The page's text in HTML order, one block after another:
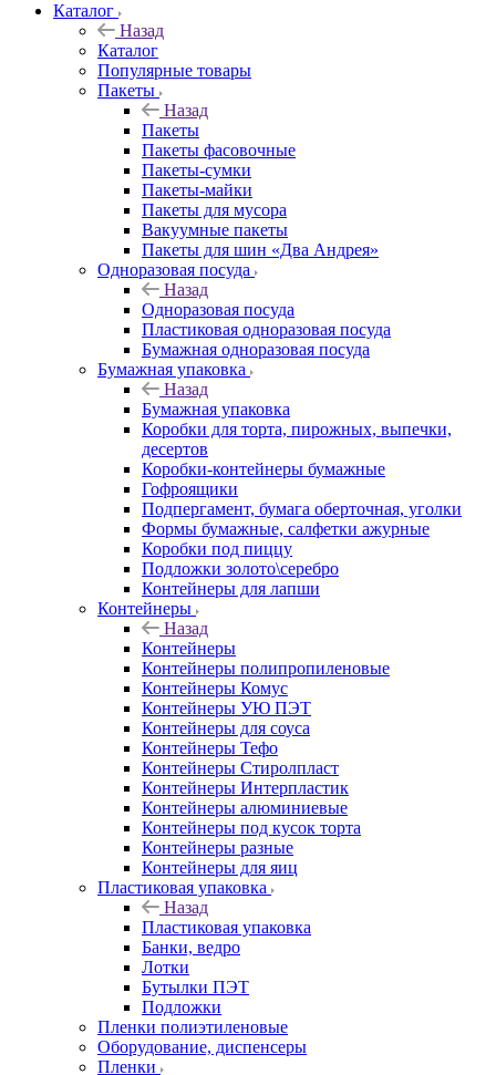
Каталог
Назад
Каталог
Популярные товары
Пакеты
Назад
Пакеты
Пакеты фасовочные
Пакеты-сумки
Пакеты-майки
Пакеты для мусора
Вакуумные пакеты
Пакеты для шин «Два Андрея»
Одноразовая посуда
Назад
Одноразовая посуда
Пластиковая одноразовая посуда
Бумажная одноразовая посуда
Бумажная упаковка
Назад
Бумажная упаковка
Коробки для торта, пирожных, выпечки,
десертов
Коробки-контейнеры бумажные
Гофроящики
Подпергамент, бумага оберточная, уголки
Формы бумажные, салфетки ажурные
Коробки под пиццу
Подложки золото\серебро
Контейнеры для лапши
Контейнеры
Назад
Контейнеры
Контейнеры полипропиленовые
Контейнеры Комус
Контейнеры УЮ ПЭТ
Контейнеры для соуса
Контейнеры Тефо
Контейнеры Стиролпласт
Контейнеры Интерпластик
Контейнеры алюминиевые
Контейнеры под кусок торта
Контейнеры разные
Контейнеры для яиц
Пластиковая упаковка
Назад
Пластиковая упаковка
Банки, ведро
Лотки
Бутылки ПЭТ
Подложки
Пленки полиэтиленовые
Оборудование, диспенсеры
Пленки